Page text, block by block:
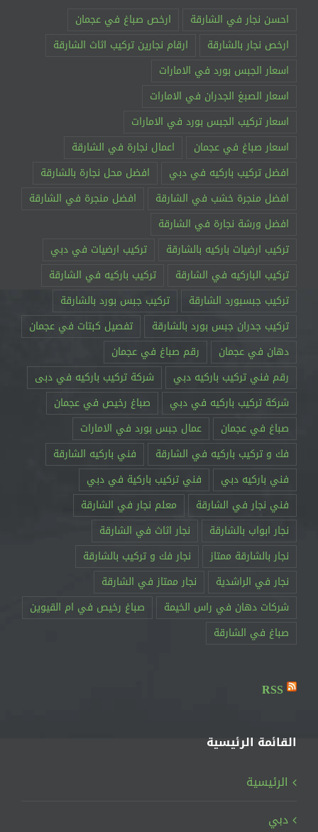
احسن نجار في الشارقة
ارخص صباغ في عجمان
ارخص نجار بالشارقة
ارقام نجارين تركيب اثاث الشارقة
اسعار الجبس بورد في الامارات
اسعار الصبغ الجدران في الامارات
اسعار تركيب الجبس بورد في الامارات
اسعار صباغ في عجمان
اعمال نجارة في الشارقة
افضل تركيب باركيه في دبي
افضل محل نجارة بالشارقة
افضل منجرة خشب في الشارقة
افضل منجرة في الشارقة
افضل ورشة نجارة في الشارقة
تركيب ارضيات باركيه بالشارقة
تركيب ارضيات في دبي
تركيب الباركيه في الشارقة
تركيب باركيه في الشارقة
تركيب جبسبورد الشارقة
تركيب جبس بورد بالشارقة
تركيب جدران جبس بورد بالشارقة
تفصيل كبتات في عجمان
دهان في عجمان
رقم صباغ في عجمان
رقم فني تركيب باركيه دبي
شركة تركيب باركيه في دبى
شركة تركيب باركيه في دبي
صباغ رخيص في عجمان
صباغ في عجمان
عمال جبس بورد في الامارات
فك و تركيب باركيه في الشارقة
فني باركيه الشارقة
فني باركيه دبي
فني تركيب باركية في دبي
فني نجار في الشارقة
معلم نجار في الشارقة
نجار ابواب بالشارقة
نجار اثاث في الشارقة
نجار بالشارقة ممتاز
نجار فك و تركيب بالشارقة
نجار في الراشدية
نجار ممتاز في الشارقة
RSS
القائمة الرئيسية
الرئيسية
دبي